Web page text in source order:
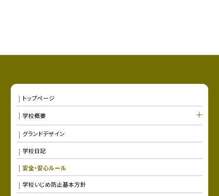
トップページ
学校概要
グランドデザイン
学校日記
安全・安心ルール
学校いじめ防止基本方針